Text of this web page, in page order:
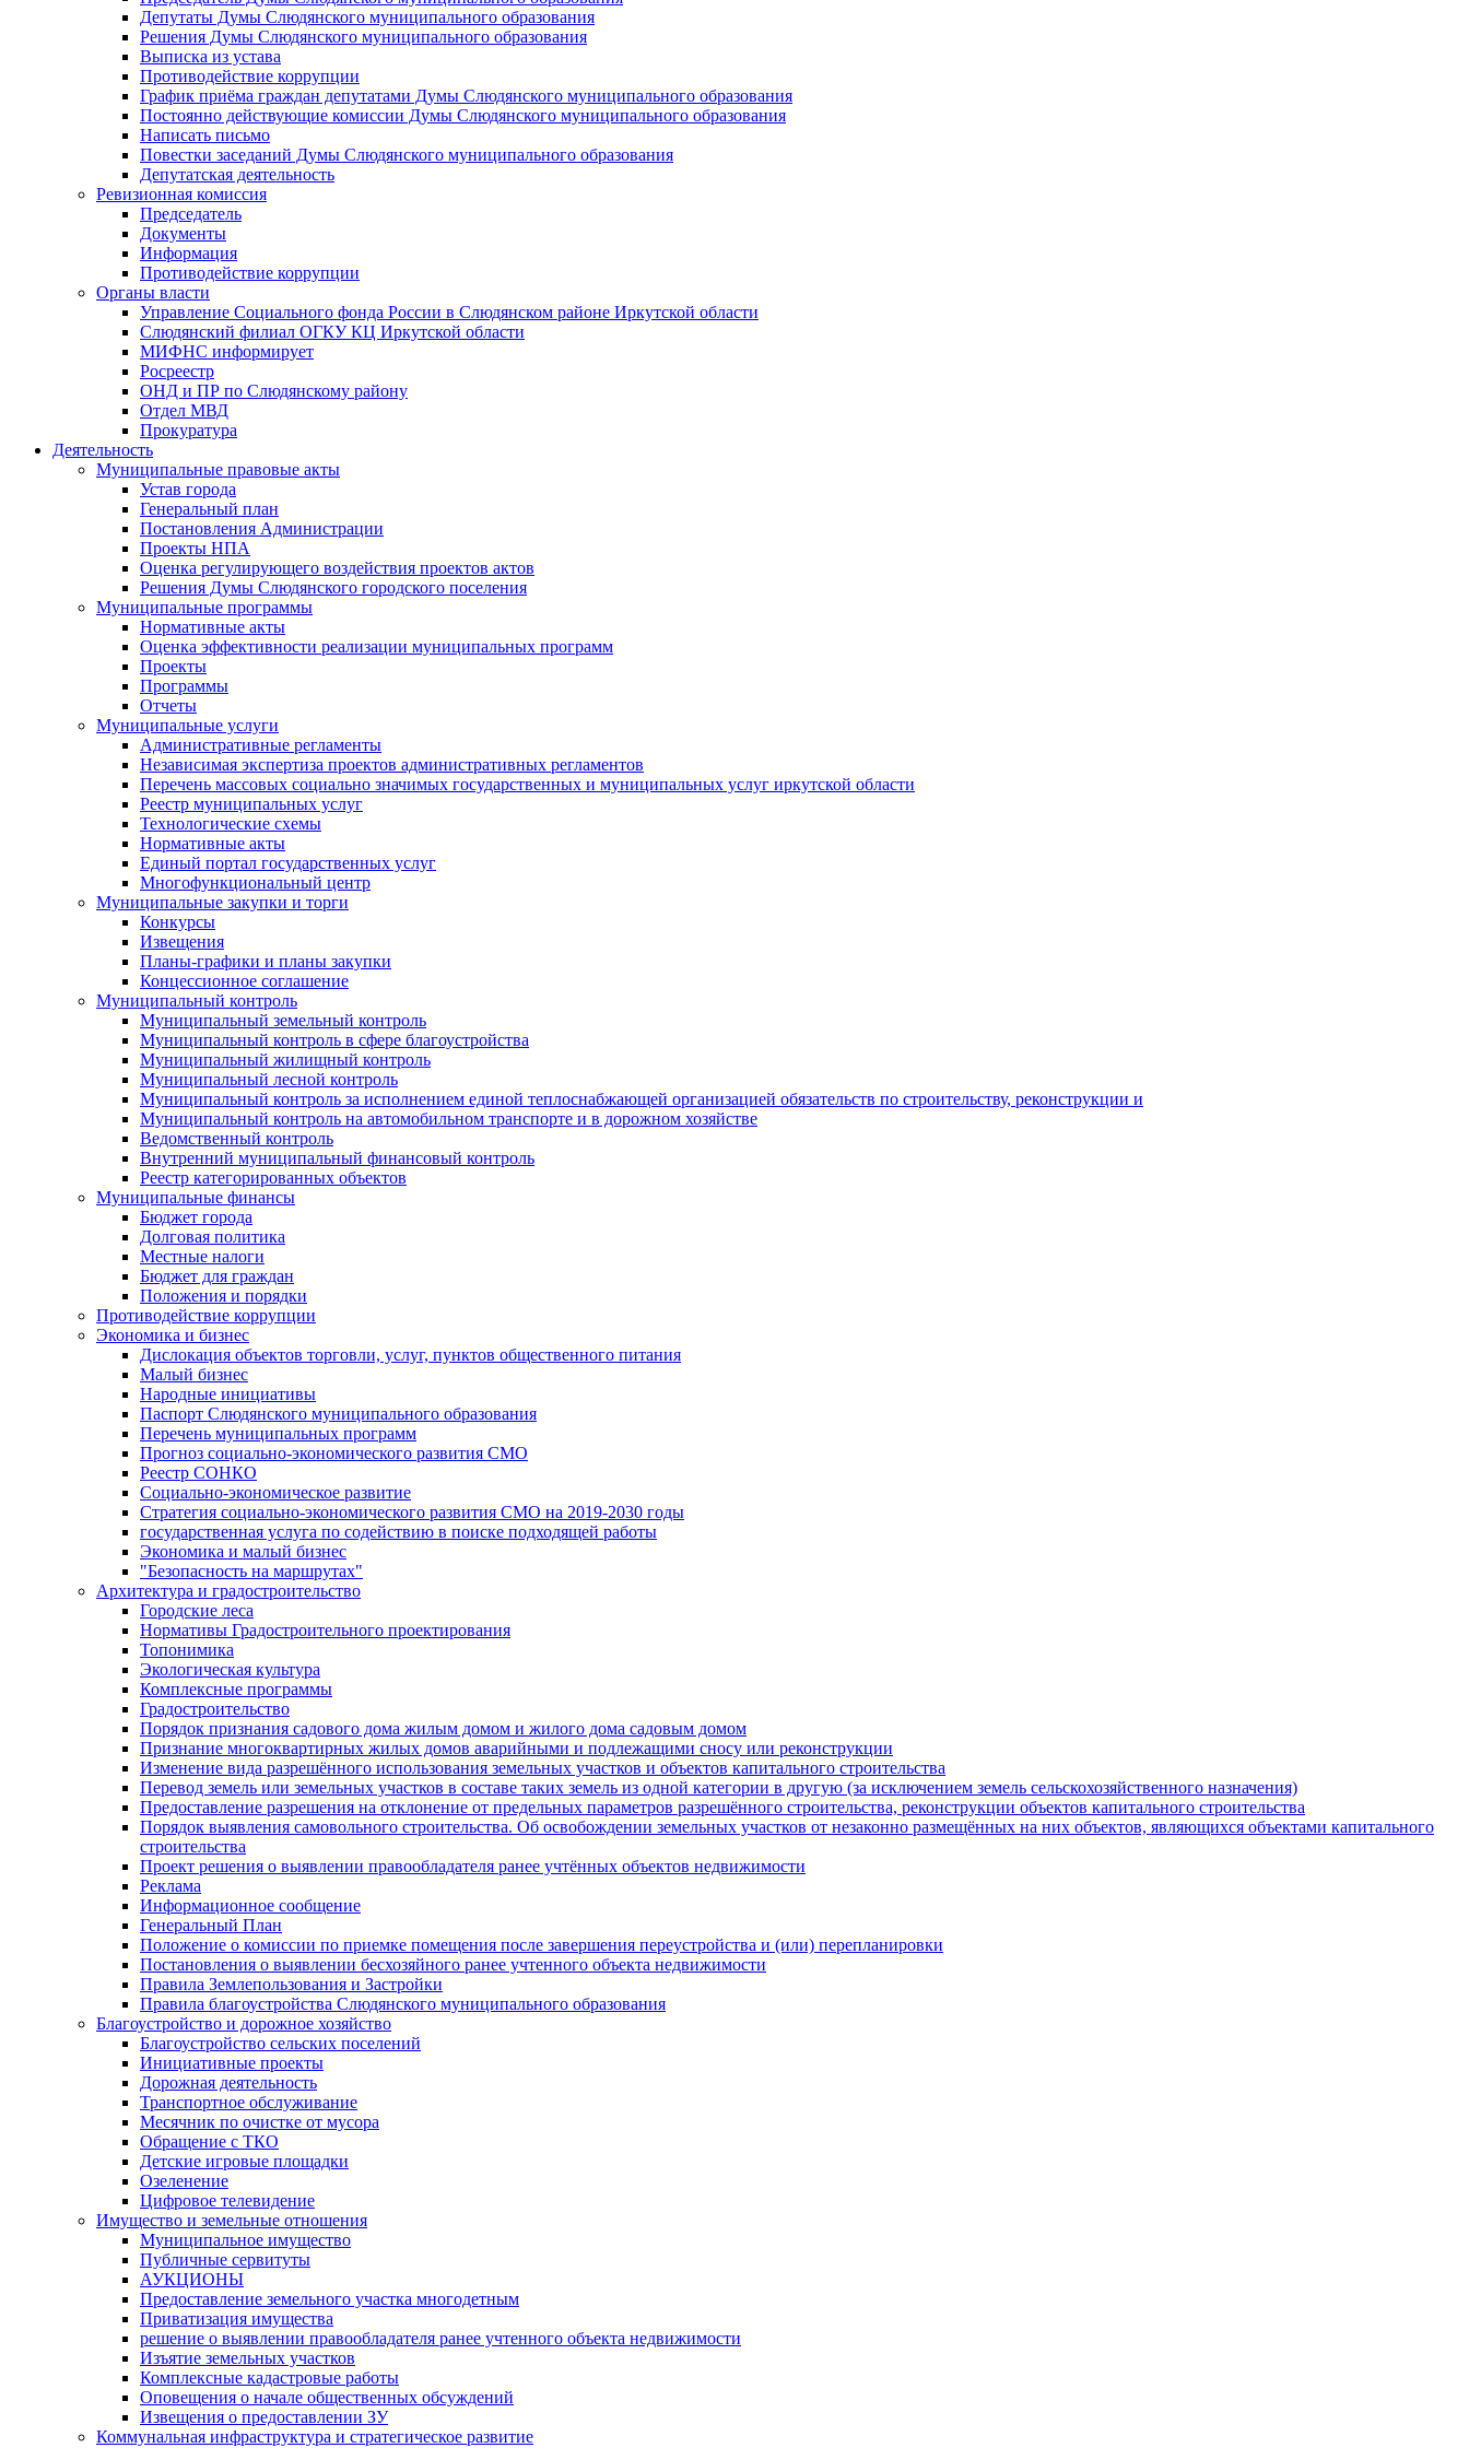
Депутаты Думы Слюдянского муниципального образования
Решения Думы Слюдянского муниципального образования
Выписка из устава
Противодействие коррупции
График приёма граждан депутатами Думы Слюдянского муниципального образования
Постоянно действующие комиссии Думы Слюдянского муниципального образования
Написать письмо
Повестки заседаний Думы Слюдянского муниципального образования
Депутатская деятельность
Ревизионная комиссия
Председатель
Документы
Информация
Противодействие коррупции
Органы власти
Управление Социального фонда России в Слюдянском районе Иркутской области
Слюдянский филиал ОГКУ КЦ Иркутской области
МИФНС информирует
Росреестр
ОНД и ПР по Слюдянскому району
Отдел МВД
Прокуратура
Деятельность
Муниципальные правовые акты
Устав города
Генеральный план
Постановления Администрации
Проекты НПА
Оценка регулирующего воздействия проектов актов
Решения Думы Слюдянского городского поселения
Муниципальные программы
Нормативные акты
Оценка эффективности реализации муниципальных программ
Проекты
Программы
Отчеты
Муниципальные услуги
Административные регламенты
Независимая экспертиза проектов административных регламентов
Перечень массовых социально значимых государственных и муниципальных услуг иркутской области
Реестр муниципальных услуг
Технологические схемы
Нормативные акты
Единый портал государственных услуг
Многофункциональный центр
Муниципальные закупки и торги
Конкурсы
Извещения
Планы-графики и планы закупки
Концессионное соглашение
Муниципальный контроль
Муниципальный земельный контроль
Муниципальный контроль в сфере благоустройства
Муниципальный жилищный контроль
Муниципальный лесной контроль
Муниципальный контроль за исполнением единой теплоснабжающей организацией обязательств по строительству, реконструкции и
Муниципальный контроль на автомобильном транспорте и в дорожном хозяйстве
Ведомственный контроль
Внутренний муниципальный финансовый контроль
Реестр категорированных объектов
Муниципальные финансы
Бюджет города
Долговая политика
Местные налоги
Бюджет для граждан
Положения и порядки
Противодействие коррупции
Экономика и бизнес
Дислокация объектов торговли, услуг, пунктов общественного питания
Малый бизнес
Народные инициативы
Паспорт Слюдянского муниципального образования
Перечень муниципальных программ
Прогноз социально-экономического развития СМО
Реестр СОНКО
Социально-экономическое развитие
Стратегия социально-экономического развития СМО на 2019-2030 годы
государственная услуга по содействию в поиске подходящей работы
Экономика и малый бизнес
"Безопасность на маршрутах"
Архитектура и градостроительство
Городские леса
Нормативы Градостроительного проектирования
Топонимика
Экологическая культура
Комплексные программы
Градостроительство
Порядок признания садового дома жилым домом и жилого дома садовым домом
Признание многоквартирных жилых домов аварийными и подлежащими сносу или реконструкции
Изменение вида разрешённого использования земельных участков и объектов капитального строительства
Перевод земель или земельных участков в составе таких земель из одной категории в другую (за исключением земель сельскохозяйственного назначения)
Предоставление разрешения на отклонение от предельных параметров разрешённого строительства, реконструкции объектов капитального строительства
Порядок выявления самовольного строительства. Об освобождении земельных участков от незаконно размещённых на них объектов, являющихся объектами капитального
строительства
Проект решения о выявлении правообладателя ранее учтённых объектов недвижимости
Реклама
Информационное сообщение
Генеральный План
Положение о комиссии по приемке помещения после завершения переустройства и (или) перепланировки
Постановления о выявлении бесхозяйного ранее учтенного объекта недвижимости
Правила Землепользования и Застройки
Правила благоустройства Слюдянского муниципального образования
Благоустройство и дорожное хозяйство
Благоустройство сельских поселений
Инициативные проекты
Дорожная деятельность
Транспортное обслуживание
Месячник по очистке от мусора
Обращение с ТКО
Детские игровые площадки
Озеленение
Цифровое телевидение
Имущество и земельные отношения
Муниципальное имущество
Публичные сервитуты
АУКЦИОНЫ
Предоставление земельного участка многодетным
Приватизация имущества
решение о выявлении правообладателя ранее учтенного объекта недвижимости
Изъятие земельных участков
Комплексные кадастровые работы
Оповещения о начале общественных обсуждений
Извещения о предоставлении ЗУ
Коммунальная инфраструктура и стратегическое развитие